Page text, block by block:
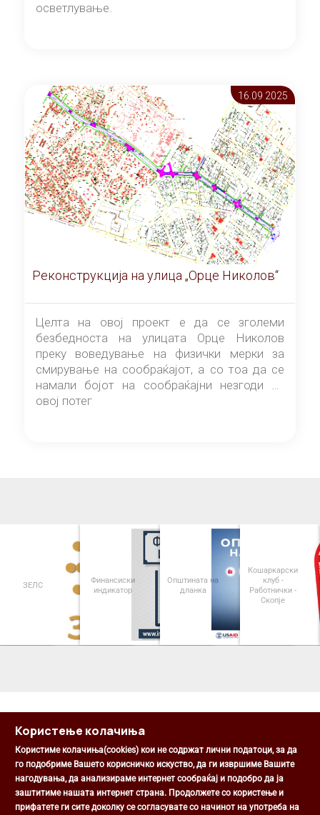
осветлување.
16.09 2025
Реконструкција на улица „Орце Николов“
Целта на овој проект е да се зголеми
безбедноста на улицата Орце Николов
преку воведување на физички мерки за
смирување на сообраќајот, а со тоа да се
намали бојот на сообраќајни незгоди на
овој потег
ЗЕЛС
Финансиски
индикатор
Општината на
дланка
Кошаркарски
клуб -
Работнички -
Скопје
Општина Центар
Михаил Цоков бр. 1, Скопје
Користење колачиња
Користиме колачиња(cookies) кои не содржат лични податоци, за да
го подобриме Вашето корисничко искуство, да ги извршиме Вашите
нагодувања, да анализираме интернет сообраќај и подобро да ја
заштитиме нашата интернет страна. Продолжете со користење и
прифатете ги сите доколку се согласувате со начинот на употреба на